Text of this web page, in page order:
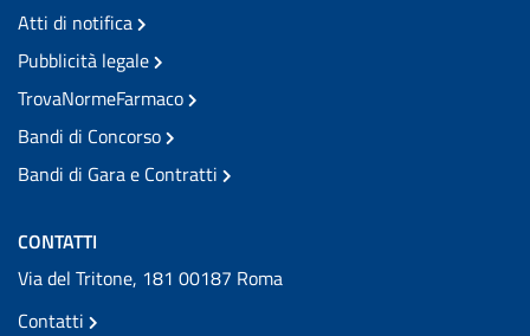
Atti di notifica
Pubblicità legale
TrovaNormeFarmaco
Bandi di Concorso
Bandi di Gara e Contratti
CONTATTI
Via del Tritone, 181 00187 Roma
Contatti